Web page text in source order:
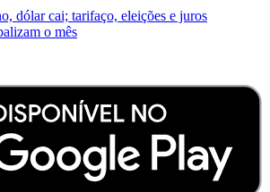
dólar cai; tarifaço, eleições e juros
o mês